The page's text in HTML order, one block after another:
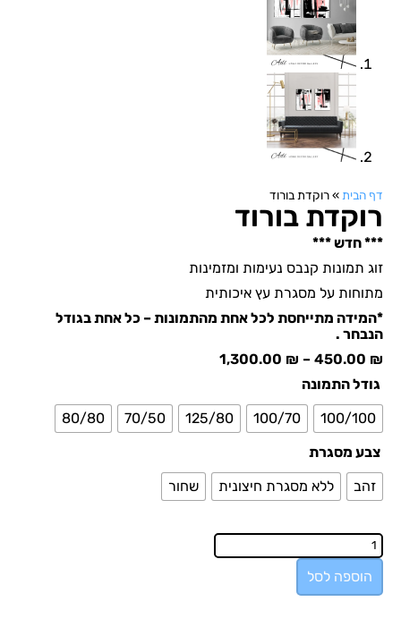
דף הבית »רוקדת בורוד
רוקדת בורוד
*** חדש ***
זוג תמונות קנבס נעימות ומזמינות
מתוחות על מסגרת עץ איכותית
*המידה מתייחסת לכל אחת מהתמונות – כל אחת בגודל
הנבחר .
450.00 ₪
–
1,300.00 ₪
גודל התמונה
100/100
100/70
125/80
70/50
80/80
צבע מסגרת
זהב
ללא מסגרת חיצונית שחור
הוספה לסל